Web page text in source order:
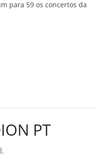
para 59 os concertos da
PT